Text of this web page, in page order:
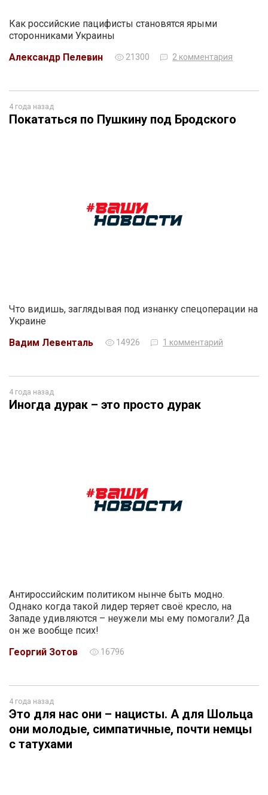
Как российские пацифисты становятся ярыми
сторонниками Украины
Александр Пелевин
21300 2 комментария
4 года назад
Покататься по Пушкину под Бродского
Что видишь, заглядывая под изнанку спецоперации на
Украине
Вадим Левенталь
14926 1 комментарий
4 года назад
Иногда дурак – это просто дурак
Антироссийским политиком нынче быть модно.
Однако когда такой лидер теряет своё кресло, на
Западе удивляются – неужели мы ему помогали? Да
он же вообще псих!
Георгий Зотов
16796
4 года назад
Это для нас они – нацисты. А для Шольца
они молодые, симпатичные, почти немцы
с татухами